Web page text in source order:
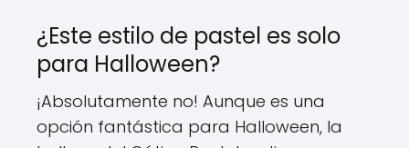
¿Este estilo de pastel es solo
para Halloween?
¡Absolutamente no! Aunque es una
opción fantástica para Halloween, la